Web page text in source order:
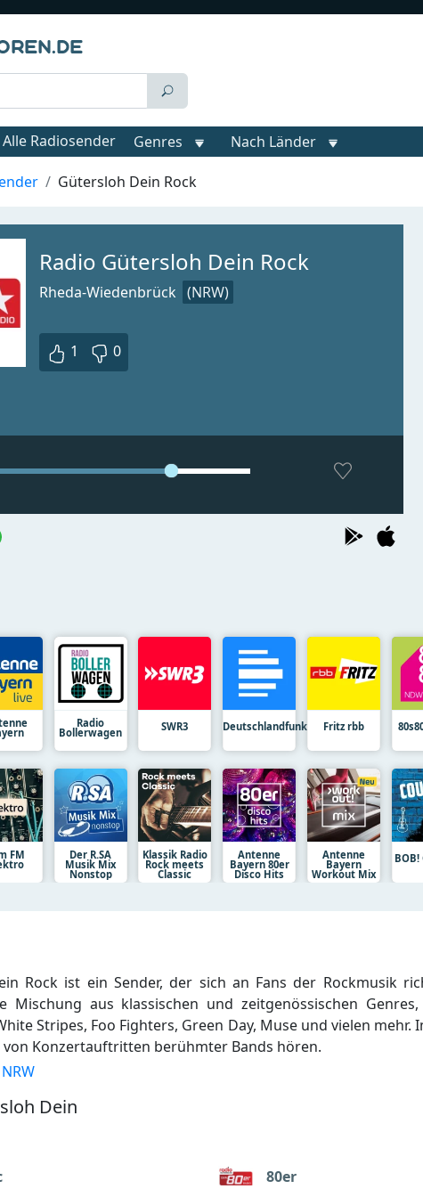
Alle Radiosender Genres Nach Länder
Gütersloh Dein Rock
Radio Gütersloh Dein Rock
Rheda-Wiedenbrück (NRW)
1 0
Radio
Bollerwagen SWR3 Deutschlandfunk Fritz rbb
FM Der R.SA
Musik Mix
Nonstop
Klassik Radio
Rock meets
Classic
Antenne
Bayern 80er
Disco Hits
Antenne
Bayern
Workout Mix
Rock ist ein Sender, der sich an Fans der Rockmusik
Mischung aus klassischen und zeitgenössischen
Stripes, Foo Fighters, Green Day, Muse und vielen mehr.
Konzertauftritten berühmter Bands hören.
Dein
80er